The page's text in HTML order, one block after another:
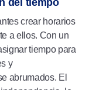
crear horarios
a ellos. Con un
tiempo para
y
abrumados. El